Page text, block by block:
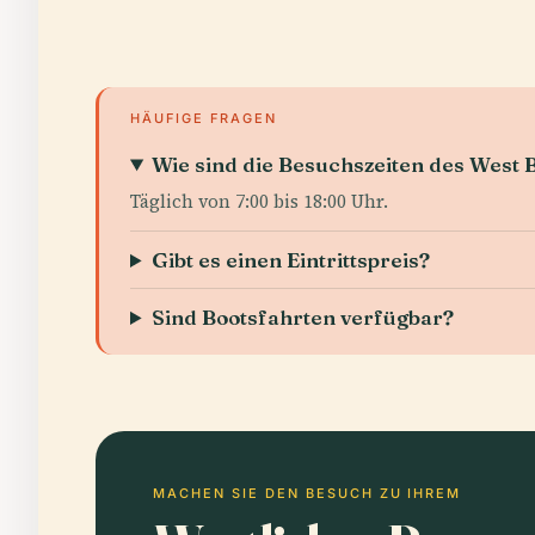
HÄUFIGE FRAGEN
Wie sind die Besuchszeiten des West
Täglich von 7:00 bis 18:00 Uhr.
Gibt es einen Eintrittspreis?
Sind Bootsfahrten verfügbar?
MACHEN SIE DEN BESUCH ZU IHREM